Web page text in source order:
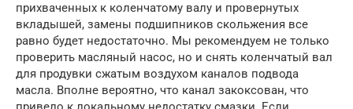
прихваченных к коленчатому валу и провернутых
вкладышей, замены подшипников скольжения все
равно будет недостаточно. Мы рекомендуем не только
проверить масляный насос, но и снять коленчатый вал
для продувки сжатым воздухом каналов подвода
масла. Вполне вероятно, что канал закоксован, что